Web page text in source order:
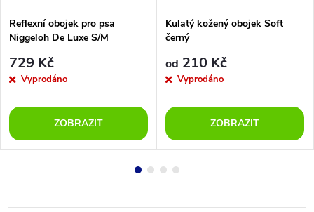
Reflexní obojek pro psa
Niggeloh De Luxe S/M
729 Kč
Vyprodáno
ZOBRAZIT
Kulatý kožený obojek Soft
černý
od 210 Kč
Vyprodáno
ZOBRAZIT